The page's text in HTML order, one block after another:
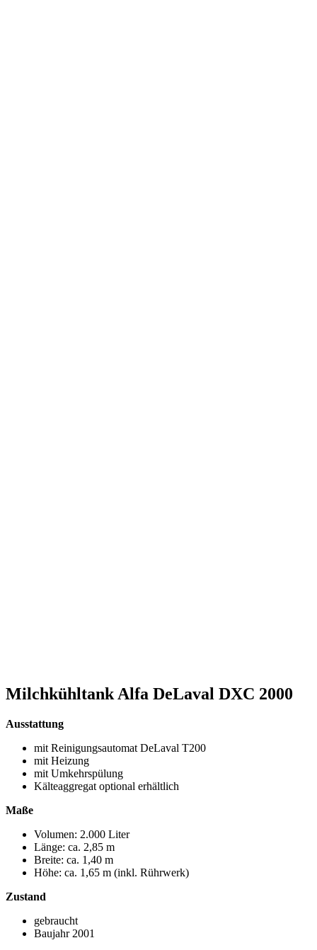
Milchkühltank Alfa DeLaval DXC 2000
Ausstattung
mit Reinigungsautomat DeLaval T200
mit Heizung
mit Umkehrspülung
Kälteaggregat optional erhältlich
Maße
Volumen: 2.000 Liter
Länge: ca. 2,85 m
Breite: ca. 1,40 m
Höhe: ca. 1,65 m (inkl. Rührwerk)
Zustand
gebraucht
Baujahr 2001